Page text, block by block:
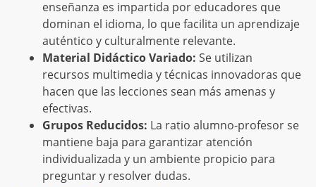
enseñanza es impartida por educadores que
dominan el idioma, lo que facilita un aprendizaje
auténtico y culturalmente relevante.
Material Didáctico Variado: Se utilizan
recursos multimedia y técnicas innovadoras que
hacen que las lecciones sean más amenas y
efectivas.
Grupos Reducidos: La ratio alumno-profesor se
mantiene baja para garantizar atención
individualizada y un ambiente propicio para
preguntar y resolver dudas.